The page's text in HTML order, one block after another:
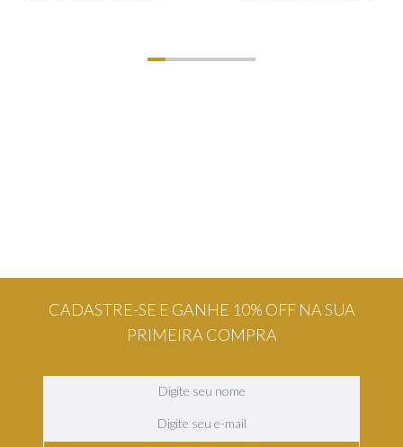
CADASTRE-SE E GANHE 10% OFF NA SUA
PRIMEIRA COMPRA